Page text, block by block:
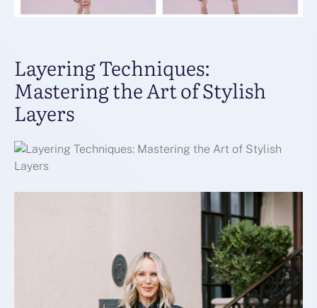
Layering Techniques:
Mastering the Art of Stylish
Layers